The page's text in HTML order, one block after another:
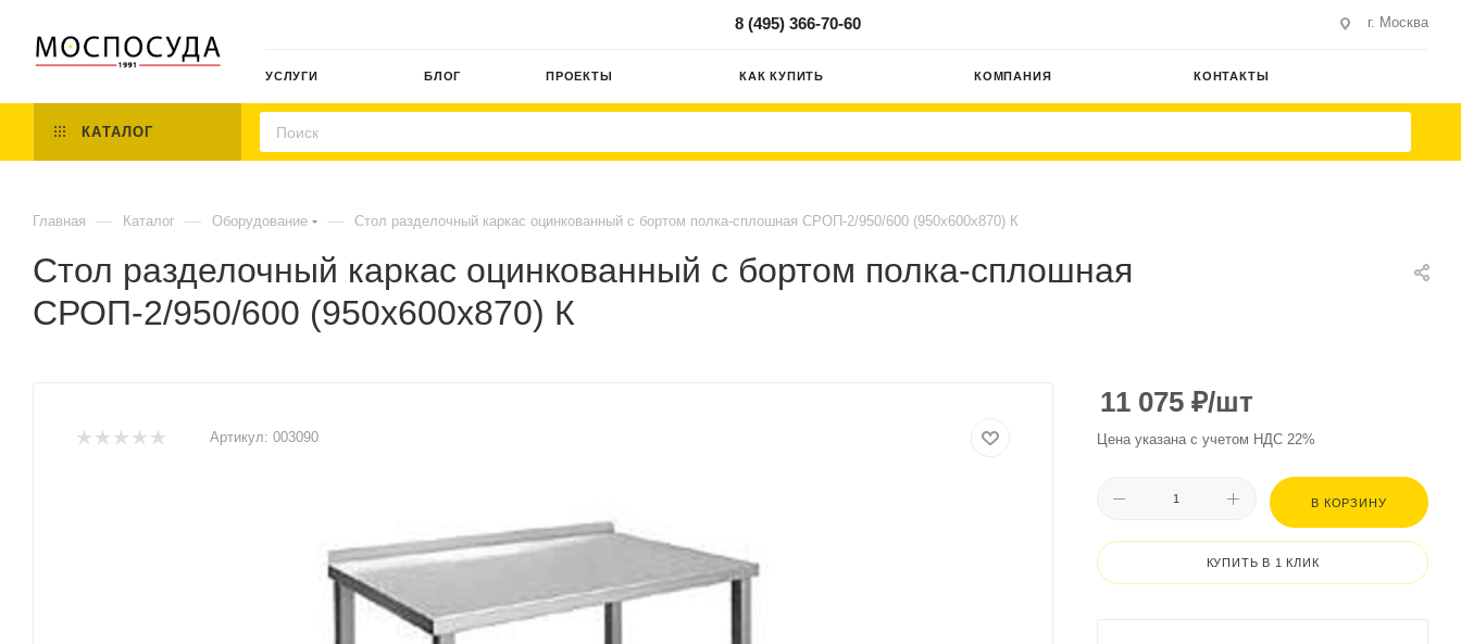
8 (495) 366-70-60 г. Москва
УСЛУГИ БЛОГ ПРОЕКТЫ КАК КУПИТЬ КОМПАНИЯ КОНТАКТЫ
КАТАЛОГ
Главная — Каталог — Оборудование — Стол разделочный каркас оцинкованный с бортом полка-сплошная СРОП-2/950/600 (950х600х870) К
Стол разделочный каркас оцинкованный с бортом полка-сплошная
СРОП-2/950/600 (950х600х870) К
Артикул: 003090
11 075 ₽/шт
Цена указана с учетом НДС 22%
В КОРЗИНУ
КУПИТЬ В 1 КЛИК